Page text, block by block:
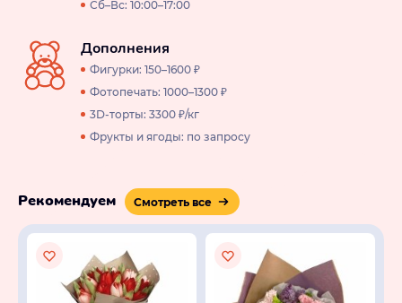
Сб–Вс: 10:00–17:00
Дополнения
Фигурки: 150–1600 ₽
Фотопечать: 1000–1300 ₽
3D-торты: 3300 ₽/кг
Фрукты и ягоды: по запросу
Рекомендуем Смотреть все